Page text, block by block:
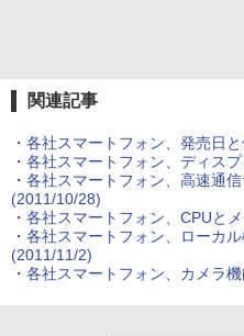
関連記事
・ 各社スマートフォン、発売日
・ 各社スマートフォン、ディス
・ 各社スマートフォン、高速通
(2011/10/28)
・ 各社スマートフォン、CPUと
・ 各社スマートフォン、ローカ
(2011/11/2)
・ 各社スマートフォン、カメラ